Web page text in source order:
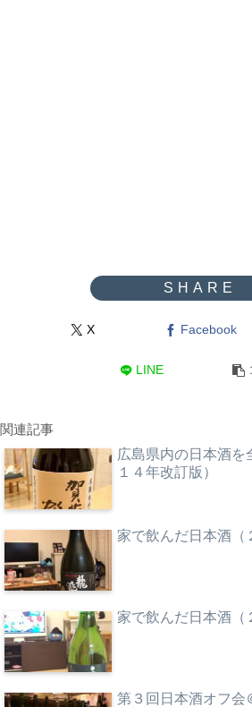
X Facebook
LINE
関連記事
広島県内の日本酒を
１４年改訂版）
家で飲んだ日本酒（
家で飲んだ日本酒（
第３回日本酒オフ会